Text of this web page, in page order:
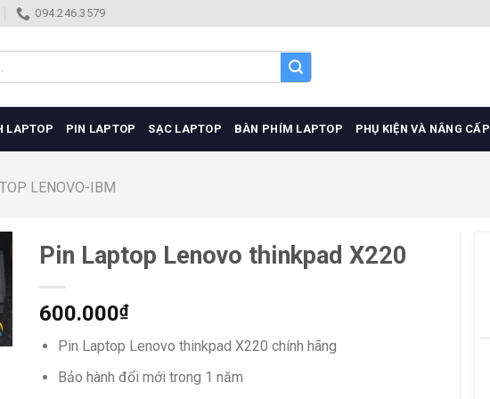
094.246.3579
LAPTOP PIN LAPTOP SẠC LAPTOP BÀN PHÍM LAPTOP PHỤ KIỆN VÀ NÂNG CẤP
LENOVO-IBM
Pin Laptop Lenovo thinkpad X220
600.000₫
Pin Laptop Lenovo thinkpad X220 chính hãng
Bảo hành đổi mới trong 1 năm